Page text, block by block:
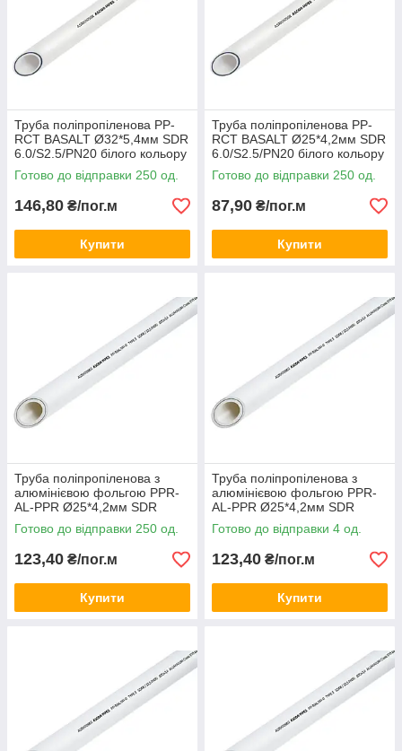
Труба поліпропіленова PP-
RCT BASALT Ø32*5,4мм SDR
6.0/S2.5/PN20 білого кольору
(кратно 4м.п.) Asco®
Готово до відправки 250 од.
146,80 ₴/пог.м
Купити
Труба поліпропіленова PP-
RCT BASALT Ø25*4,2мм SDR
6.0/S2.5/PN20 білого кольору
(кратно 2м.п.) Asco®
Готово до відправки 250 од.
87,90 ₴/пог.м
Купити
Труба поліпропіленова з
алюмінієвою фольгою PPR-
AL-PPR Ø25*4,2мм SDR
6.0/S2.5/PN25 білого кольору
(кратно 2м.п.) Asco®
Готово до відправки 250 од.
123,40 ₴/пог.м
Купити
Труба поліпропіленова з
алюмінієвою фольгою PPR-
AL-PPR Ø25*4,2мм SDR
6.0/S2.5/PN25 білого кольору
(кратно 4м.п.) Asco®
Готово до відправки 4 од.
123,40 ₴/пог.м
Купити